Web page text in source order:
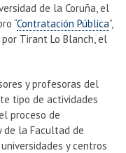
de la Coruña, el
“Contratación Pública”,
Tirant Lo Blanch, el
y profesoras del
tipo de actividades
proceso de
de la Facultad de
y centros